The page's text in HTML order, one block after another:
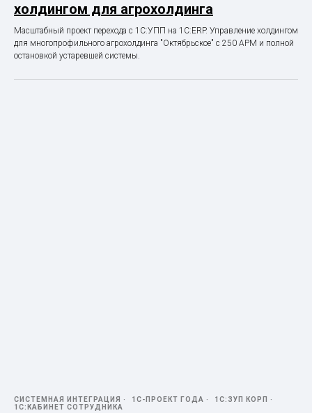
холдингом для агрохолдинга
Масштабный проект перехода с 1С:УПП на 1С:ERP. Управление холдингом
для многопрофильного агрохолдинга "Октябрьское" с 250 АРМ и полной
остановкой устаревшей системы.
СИСТЕМНАЯ ИНТЕГРАЦИЯ 1С-ПРОЕКТ ГОДА
1С:ЗУП КОРП
1С:КАБИНЕТ СОТРУДНИКА